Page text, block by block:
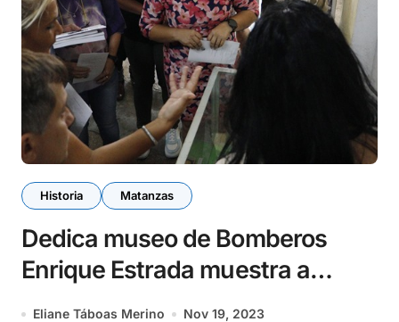
Historia Matanzas
Dedica museo de Bomberos
Enrique Estrada muestra a
impronta de la mujer en el
Eliane Táboas Merino Nov 19, 2023